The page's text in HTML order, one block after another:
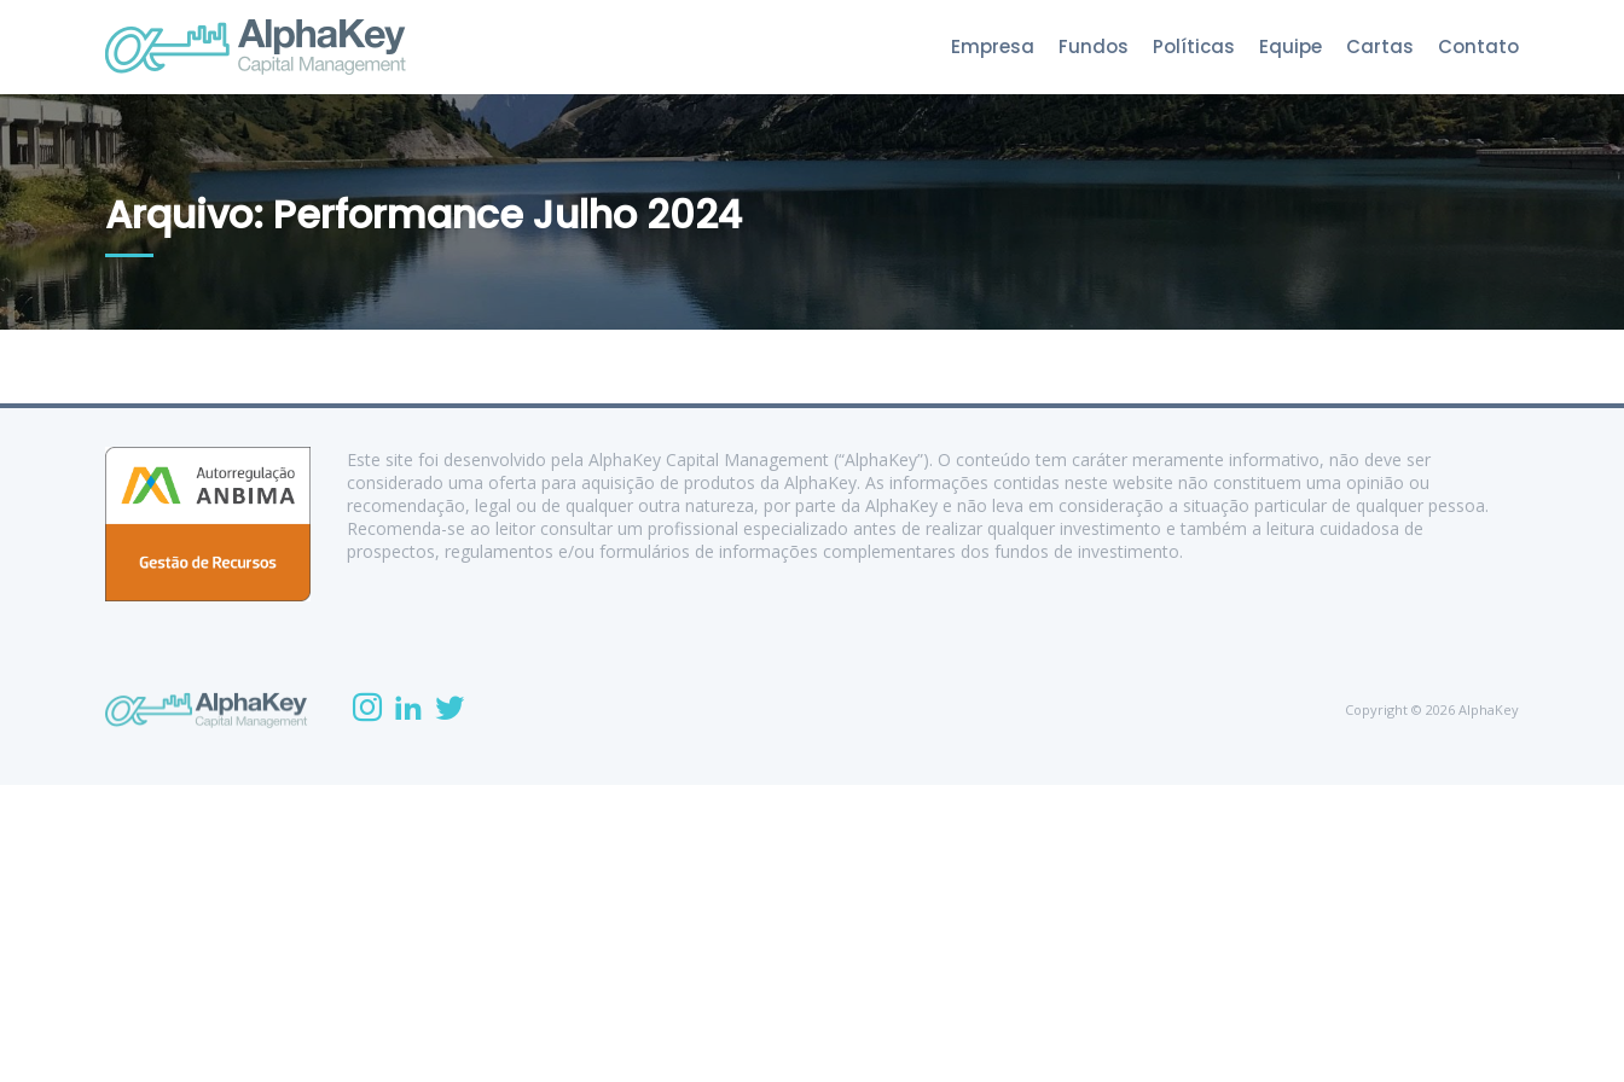
Empresa Fundos Políticas Equipe Cartas Contato
Arquivo: Performance Julho 2024
Este site foi desenvolvido pela AlphaKey Capital Management (“AlphaKey”). O conteúdo tem caráter meramente informativo, não deve ser
considerado uma oferta para aquisição de produtos da AlphaKey. As informações contidas neste website não constituem uma opinião ou
recomendação, legal ou de qualquer outra natureza, por parte da AlphaKey e não leva em consideração a situação particular de qualquer pessoa.
Recomenda-se ao leitor consultar um profissional especializado antes de realizar qualquer investimento e também a leitura cuidadosa de
prospectos, regulamentos e/ou formulários de informações complementares dos fundos de investimento.
Copyright © 2026 AlphaKey